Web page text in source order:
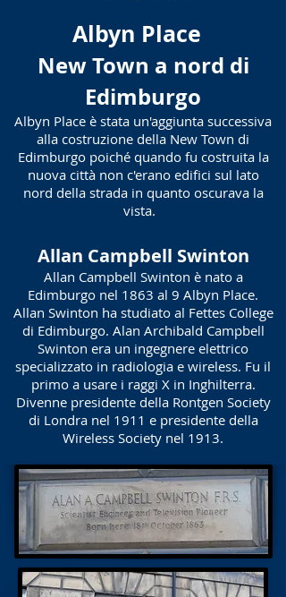
Albyn Place
New Town a nord di
Edimburgo
Albyn Place è stata un'aggiunta successiva
alla costruzione della New Town di
Edimburgo poiché quando fu costruita la
nuova città non c'erano edifici sul lato
nord della strada in quanto oscurava la
vista.
Allan Campbell Swinton
Allan Campbell Swinton è nato a
Edimburgo nel 1863 al 9 Albyn Place.
Allan Swinton ha studiato al Fettes College
di Edimburgo. Alan Archibald Campbell
Swinton era un ingegnere elettrico
specializzato in radiologia e wireless. Fu il
primo a usare i raggi X in Inghilterra.
Divenne presidente della Rontgen Society
di Londra nel 1911 e presidente della
Wireless Society nel 1913.